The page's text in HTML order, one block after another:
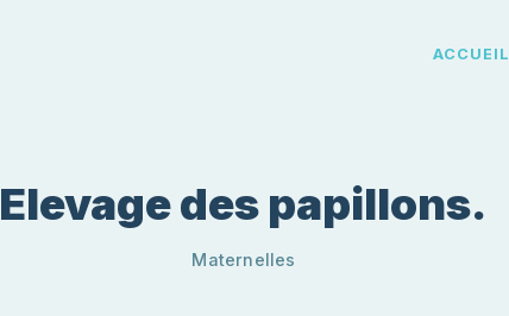
ACCUEIL
Elevage des papillons.
Maternelles